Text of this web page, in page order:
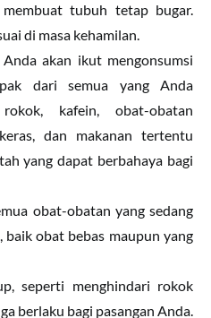
tubuh tetap bugar.
di masa kehamilan.
akan ikut mengonsumsi
dari semua yang Anda
kafein, obat-obatan
dan makanan tertentu
yang dapat berbahaya bagi
obat-obatan yang sedang
baik obat bebas maupun yang
seperti menghindari rokok
berlaku bagi pasangan Anda.